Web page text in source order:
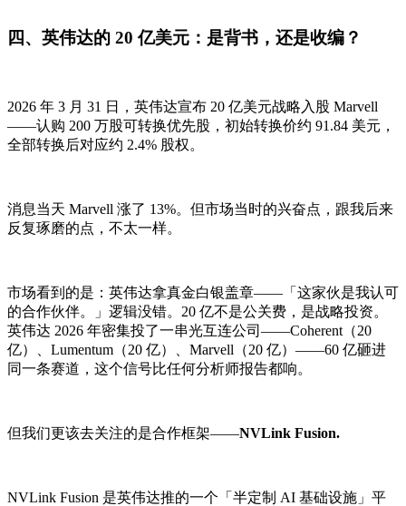
四、英伟达的 20 亿美元：是背书，还是收编？
2026 年 3 月 31 日，英伟达宣布 20 亿美元战略入股 Marvell
——认购 200 万股可转换优先股，初始转换价约 91.84 美元，
全部转换后对应约 2.4% 股权。
消息当天 Marvell 涨了 13%。但市场当时的兴奋点，跟我后来
反复琢磨的点，不太一样。
市场看到的是：英伟达拿真金白银盖章——「这家伙是我认可
的合作伙伴。」逻辑没错。20 亿不是公关费，是战略投资。
英伟达 2026 年密集投了一串光互连公司——Coherent（20
亿）、Lumentum（20 亿）、Marvell（20 亿）——60 亿砸进
同一条赛道，这个信号比任何分析师报告都响。
但我们更该去关注的是合作框架——NVLink Fusion.
NVLink Fusion 是英伟达推的一个「半定制 AI 基础设施」平